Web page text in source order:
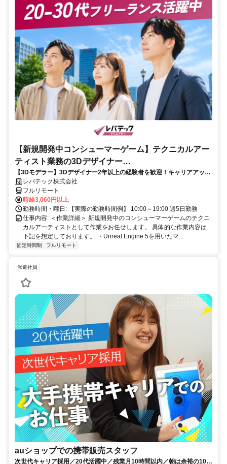
【新規開発中コンシューマーゲーム】テクニカルアー
ティスト業務の3Dデザイナー
_LTCR547867_CP_CRG
【3Dモデラー】3Dデザイナー2年以上の経験者を歓迎！キャリアアップ
を目指したい方も大歓迎♪
レバテック株式会社
フルリモート
時給3,060円以上
勤務時間・曜日: 【実際の勤務時間例】 10:00～19:00 週5日勤務
仕事内容: ＜作業詳細＞ 新規開発中のコンシューマーゲームのテクニ
カルアーティストとして作業をお任せします。 具体的な作業内容は
下記を想定しております。 ・Unreal Engine 5を用いたマ...
固定時間制 フルリモート
派遣社員
auショップでの携帯販売スタッフ
次世代キャリア採用／20代活躍中／残業月10時間以内／朝は余裕の10時